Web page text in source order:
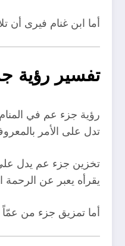
أما ابن غنام فيرى أن
تفسير رؤية
رؤية جزء عم في
تدل على الأمر
تخزين جزء عم يدل
يقرأه يعبر عن الرحمة
أما تمزيق جزء من عمّاً